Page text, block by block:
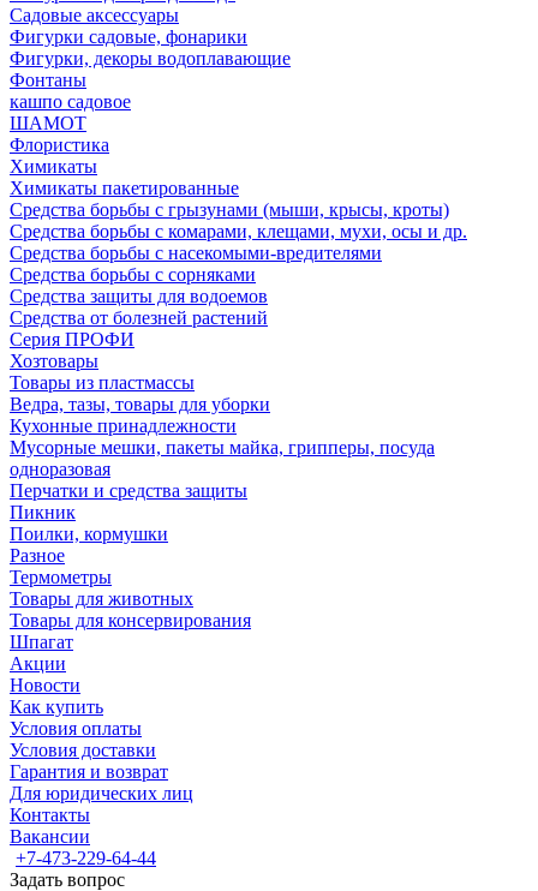
Садовые аксессуары
Фигурки садовые, фонарики
Фигурки, декоры водоплавающие
Фонтаны
кашпо садовое
ШАМОТ
Флористика
Химикаты
Химикаты пакетированные
Средства борьбы с грызунами (мыши, крысы, кроты)
Средства борьбы с комарами, клещами, мухи, осы и др.
Средства борьбы с насекомыми-вредителями
Средства борьбы с сорняками
Средства защиты для водоемов
Средства от болезней растений
Серия ПРОФИ
Хозтовары
Товары из пластмассы
Ведра, тазы, товары для уборки
Кухонные принадлежности
Мусорные мешки, пакеты майка, грипперы, посуда
одноразовая
Перчатки и средства защиты
Пикник
Поилки, кормушки
Разное
Термометры
Товары для животных
Товары для консервирования
Шпагат
Акции
Новости
Как купить
Условия оплаты
Условия доставки
Гарантия и возврат
Для юридических лиц
Контакты
Вакансии
+7-473-229-64-44
Задать вопрос